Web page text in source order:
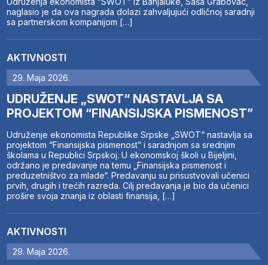
naglasio je da ova nagrada dolazi zahvaljujući odličnoj saradnji
sa partnerskom kompanijom […]
AKTIVNOSTI
29. Maja 2026.
UDRUŽENJE „SWOT“ NASTAVLJA SA
PROJEKTOM “FINANSIJSKA PISMENOST”
Udruženje ekonomista Republike Srpske „SWOT“ nastavlja sa
projektom “Finansijska pismenost” i saradnjom sa srednjim
školama u Republici Srpskoj. U ekonomskoj školi u Bijeljini,
održano je predavanje na temu „Finansijska pismenost i
preduzetništvo za mlade“. Predavanju su prisustvovali učenici
prvih, drugih i trećih razreda. Cilj predavanja je bio da učenici
prošire svoja znanja iz oblasti finansija, […]
AKTIVNOSTI
29. Maja 2026.